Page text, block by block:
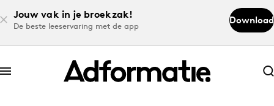
Jouw vak in je broekzak!
De beste leeservaring met de app
Download
Abonneer nu
Abonneer nu